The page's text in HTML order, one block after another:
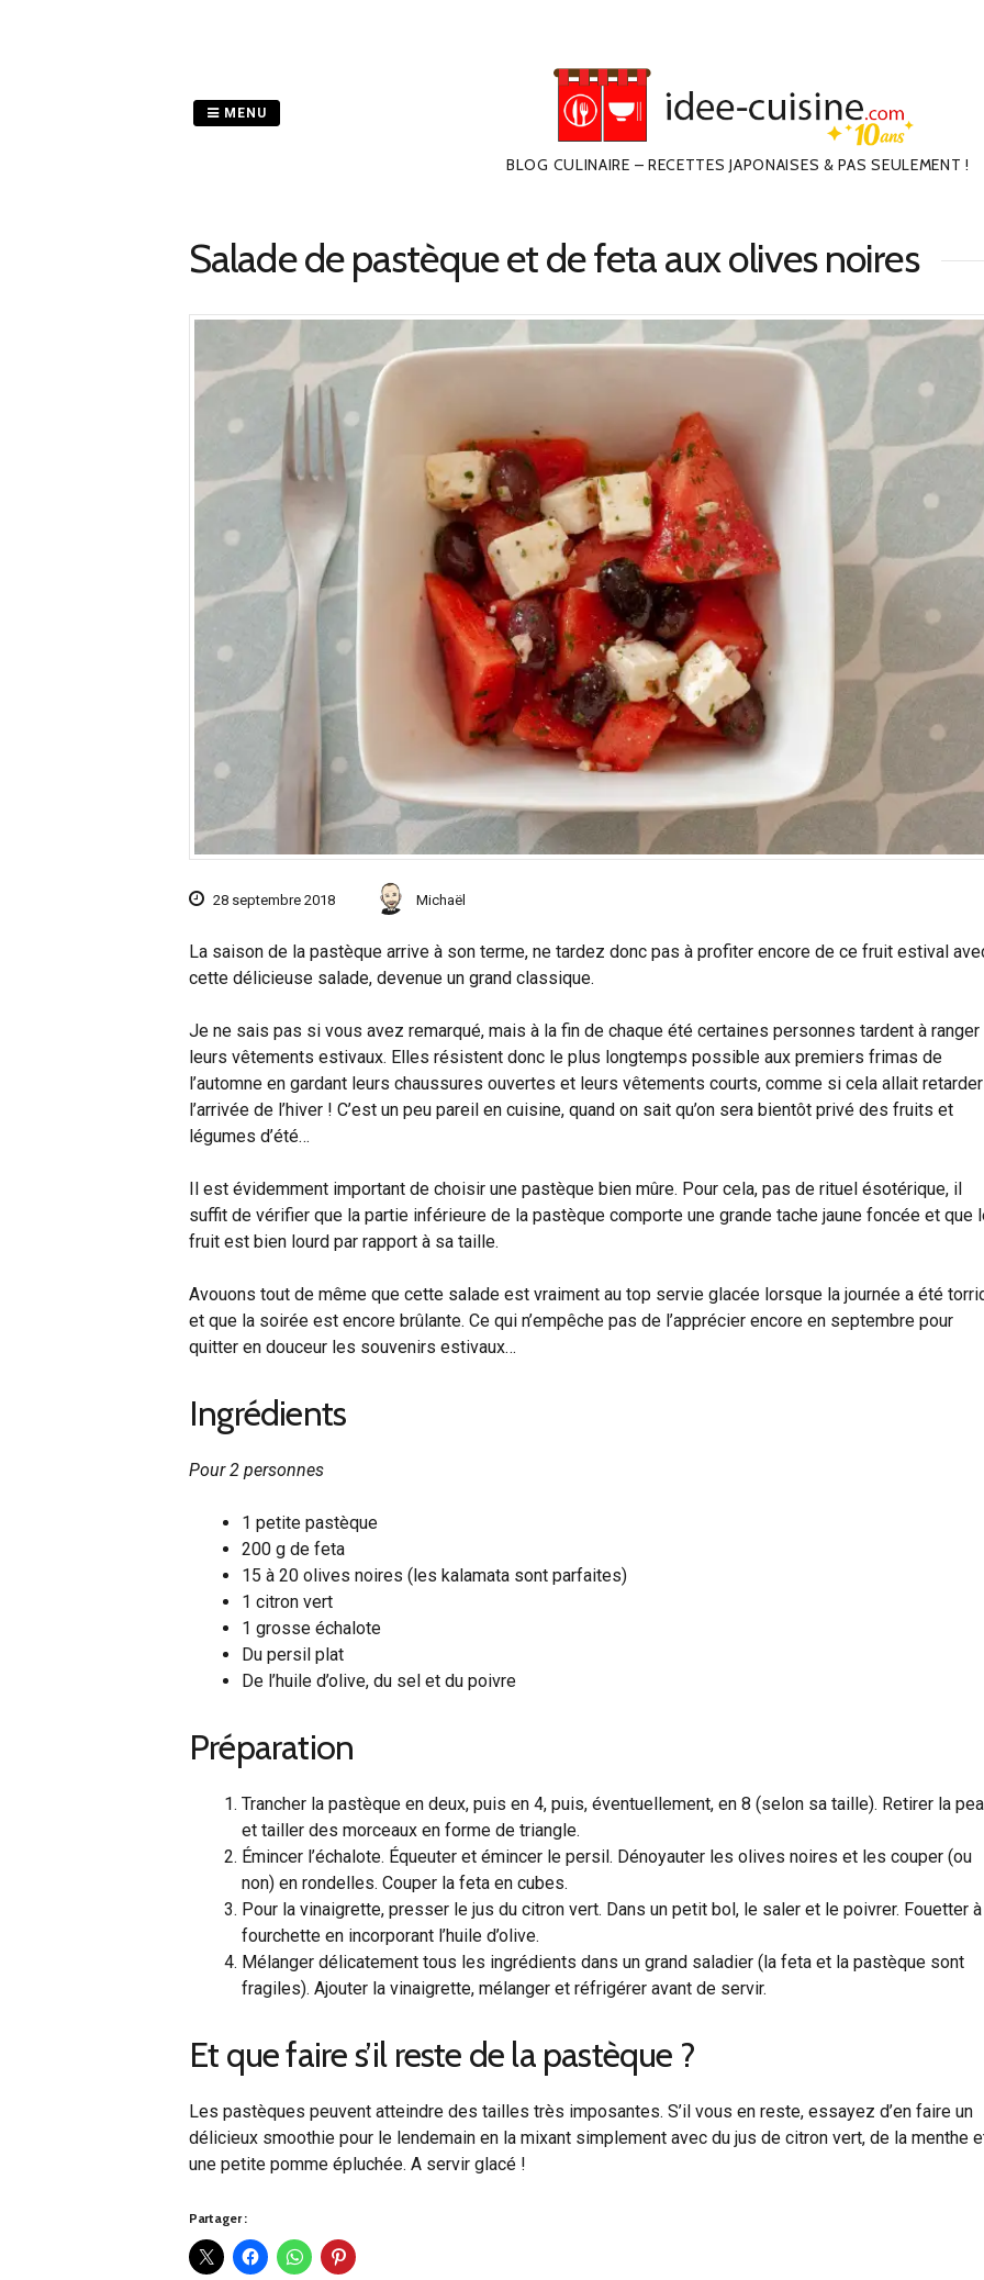
BLOG CULINAIRE – RECETTES JAPONAISES & PAS SEULEMENT !
MENU
Salade de pastèque et de feta aux olives noires
28 septembre 2018 Michaël
La saison de la pastèque arrive à son terme, ne tardez donc pas à profiter encore de ce fruit estival
cette délicieuse salade, devenue un grand classique.
Je ne sais pas si vous avez remarqué, mais à la fin de chaque été certaines personnes tardent à ranger
leurs vêtements estivaux. Elles résistent donc le plus longtemps possible aux premiers frimas de
l’automne en gardant leurs chaussures ouvertes et leurs vêtements courts, comme si cela allait retarder
l’arrivée de l’hiver ! C’est un peu pareil en cuisine, quand on sait qu’on sera bientôt privé des fruits et
légumes d’été…
Il est évidemment important de choisir une pastèque bien mûre. Pour cela, pas de rituel ésotérique, il
suffit de vérifier que la partie inférieure de la pastèque comporte une grande tache jaune foncée et que
fruit est bien lourd par rapport à sa taille.
Avouons tout de même que cette salade est vraiment au top servie glacée lorsque la journée a été
et que la soirée est encore brûlante. Ce qui n’empêche pas de l’apprécier encore en septembre pour
quitter en douceur les souvenirs estivaux…
Ingrédients
Pour 2 personnes
1 petite pastèque
200 g de feta
15 à 20 olives noires (les kalamata sont parfaites)
1 citron vert
1 grosse échalote
Du persil plat
De l’huile d’olive, du sel et du poivre
Préparation
Trancher la pastèque en deux, puis en 4, puis, éventuellement, en 8 (selon sa taille). Retirer la
et tailler des morceaux en forme de triangle.
Émincer l’échalote. Équeuter et émincer le persil. Dénoyauter les olives noires et les couper (ou
non) en rondelles. Couper la feta en cubes.
Pour la vinaigrette, presser le jus du citron vert. Dans un petit bol, le saler et le poivrer. Fouetter
fourchette en incorporant l’huile d’olive.
Mélanger délicatement tous les ingrédients dans un grand saladier (la feta et la pastèque sont
fragiles). Ajouter la vinaigrette, mélanger et réfrigérer avant de servir.
Et que faire s’il reste de la pastèque ?
Les pastèques peuvent atteindre des tailles très imposantes. S’il vous en reste, essayez d’en faire un
délicieux smoothie pour le lendemain en la mixant simplement avec du jus de citron vert, de la menthe
une petite pomme épluchée. A servir glacé !
Partager :